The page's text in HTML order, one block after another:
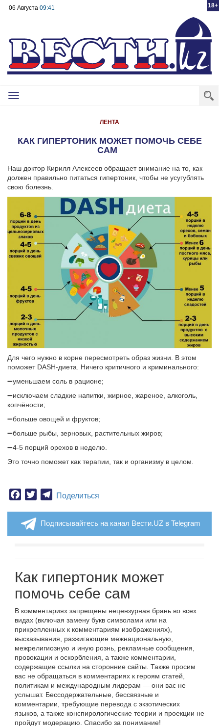
18+
06 Августа 09:41
Toggle
ЛЕНТА
КАК ГИПЕРТОНИК МОЖЕТ ПОМОЧЬ СЕБЕ
САМ
Наш доктор Кирилл Алексеев обращает внимание на то, как
должен правильно питаться гипертоник, чтобы не усугублять
свою болезнь.
Для чего нужно в корне пересмотреть образ жизни. В этом
поможет DASH-диета. Ничего критичного и криминального:
➖уменьшаем соль в рационе;
➖исключаем сладкие напитки, жирное, жареное, алкоголь,
копчёности;
➖больше овощей и фруктов;
➖больше рыбы, зерновых, растительных жиров;
➖4-5 порций орехов в неделю.
Это точно поможет как терапии, так и организму в целом.
Facebook
TwitterTelegram
Поделиться
Подписывайтесь на канал Вести.UZ в Telegram
Как гипертоник может
помочь себе сам
В комментариях запрещены нецензурная брань во всех
видах (включая замену букв символами или на
прикрепленных к комментариям изображениях),
высказывания, разжигающие межнациональную,
межрелигиозную и иную рознь, рекламные сообщения,
провокации и оскорбления, а также комментарии,
содержащие ссылки на сторонние сайты. Также просим
вас не обращаться в комментариях к героям статей,
политикам и международным лидерам — они вас не
услышат. Бессодержательные, бессвязные и
комментарии, требующие перевода с экзотических
языков, а также конспирологические теории и проекции не
пройдут модерацию. Спасибо за понимание!